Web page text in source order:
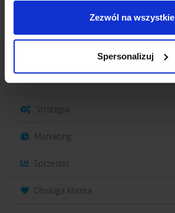
Zezwól na wszystkie
Spersonalizuj
Kategorie
Strategia
Marketing
Sprzedaż
Obsługa klienta